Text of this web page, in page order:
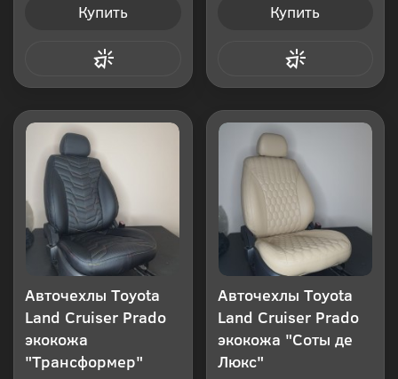
Купить Купить
Авточехлы Toyota
Land Cruiser Prado
экокожа
"Трансформер"
Авточехлы Toyota
Land Cruiser Prado
экокожа "Соты де
Люкс"